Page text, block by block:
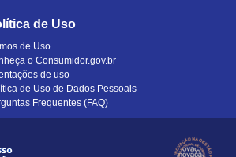
de Uso
de Uso
o Consumidor.gov.br
de uso
de Uso de Dados Pessoais
Frequentes (FAQ)